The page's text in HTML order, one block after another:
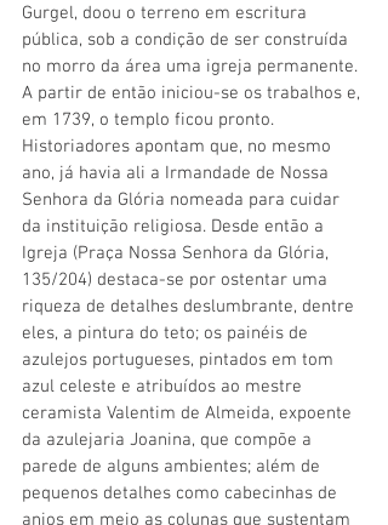
Gurgel, doou o terreno em escritura
pública, sob a condição de ser construída
no morro da área uma igreja permanente.
A partir de então iniciou-se os trabalhos e,
em 1739, o templo ficou pronto.
Historiadores apontam que, no mesmo
ano, já havia ali a Irmandade de Nossa
Senhora da Glória nomeada para cuidar
da instituição religiosa. Desde então a
Igreja (Praça Nossa Senhora da Glória,
135/204) destaca-se por ostentar uma
riqueza de detalhes deslumbrante, dentre
eles, a pintura do teto; os painéis de
azulejos portugueses, pintados em tom
azul celeste e atribuídos ao mestre
ceramista Valentim de Almeida, expoente
da azulejaria Joanina, que compõe a
parede de alguns ambientes; além de
pequenos detalhes como cabecinhas de
anjos em meio as colunas que sustentam